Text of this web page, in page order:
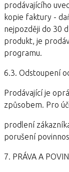
prodávajícího
kopie faktury -
nejpozději do 30
produkt, je
programu.
6.3. Odstoupení
Prodávající je
způsobem. Pro
prodlení
porušení
7. PRÁVA A